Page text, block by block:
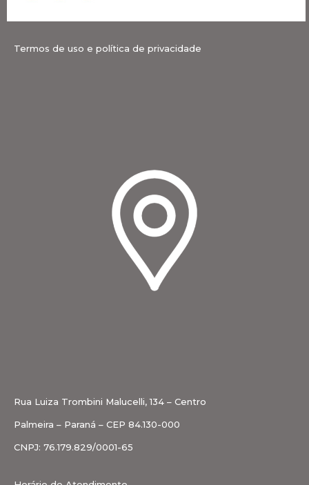
Termos de uso e política de privacidade
Rua Luiza Trombini Malucelli, 134 – Centro
Palmeira – Paraná – CEP 84.130-000
CNPJ: 76.179.829/0001-65